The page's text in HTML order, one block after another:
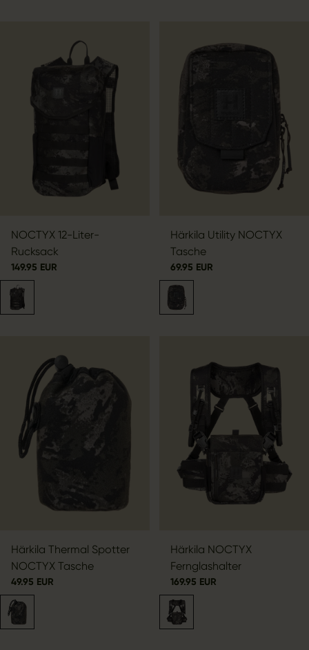
NOCTYX 12-Liter-
Rucksack
149.95 EUR
Härkila Utility NOCTYX
Tasche
69.95 EUR
Härkila Thermal Spotter
NOCTYX Tasche
49.95 EUR
Härkila NOCTYX
Fernglashalter
169.95 EUR